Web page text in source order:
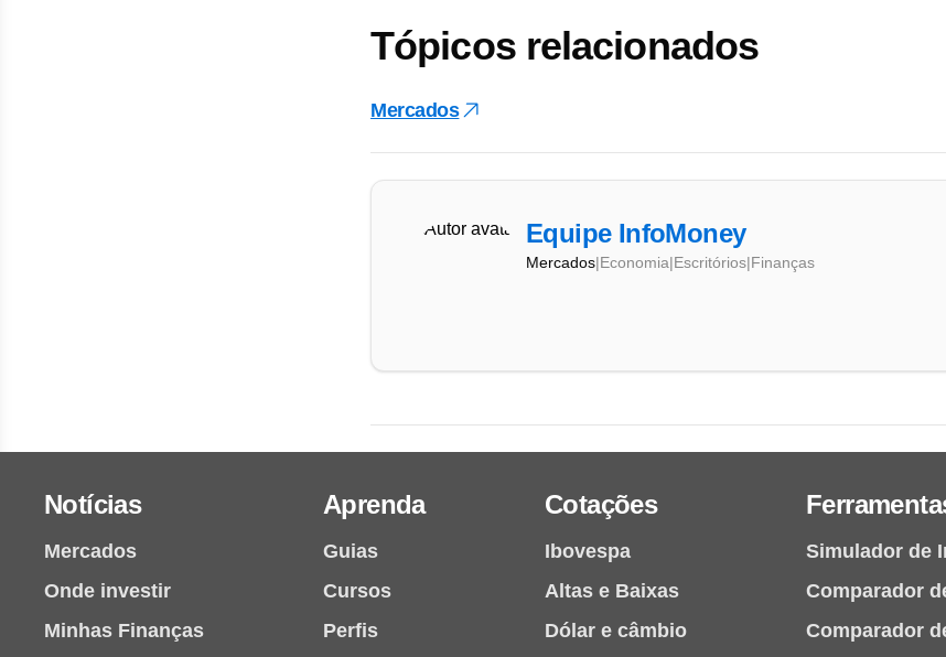
Tópicos relacionados
Mercados
Equipe InfoMoney
Mercados|Economia|Escritórios|Finanças
Notícias
Mercados
Onde investir
Minhas Finanças
Aprenda
Guias
Cursos
Perfis
Cotações
Ibovespa
Altas e Baixas
Dólar e câmbio
Simulador de
Comparador
Comparador